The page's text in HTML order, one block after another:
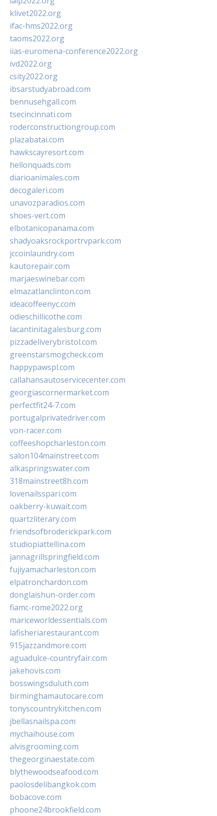
klivet2022.org
ifac-hms2022.org
taoms2022.org
iias-euromena-conference2022.org
ivd2022.org
csity2022.org
ibsarstudyabroad.com
bennusehgall.com
tsecincinnati.com
roderconstructiongroup.com
plazabatai.com
hawkscayresort.com
hellonquads.com
diarioanimales.com
decogaleri.com
unavozparadios.com
shoes-vert.com
elbotanicopanama.com
shadyoaksrockportrvpark.com
jccoinlaundry.com
kautorepair.com
marjaeswinebar.com
elmazatlanclinton.com
ideacoffeenyc.com
odieschillicothe.com
lacantinitagalesburg.com
pizzadeliverybristol.com
greenstarsmogcheck.com
happypawspl.com
callahansautoservicecenter.com
georgiascornermarket.com
perfectfit24-7.com
portugalprivatedriver.com
von-racer.com
coffeeshopcharleston.com
salon104mainstreet.com
alkaspringswater.com
318mainstreet8h.com
lovenailsspari.com
oakberry-kuwait.com
quartzliterary.com
friendsofbroderickpark.com
studiopiattellina.com
jannagrillspringfield.com
fujiyamacharleston.com
elpatronchardon.com
donglaishun-order.com
fiamc-rome2022.org
mariceworldessentials.com
lafisheriarestaurant.com
915jazzandmore.com
aguadulce-countryfair.com
jakehovis.com
bosswingsduluth.com
birminghamautocare.com
tonyscountrykitchen.com
jbellasnailspa.com
mychaihouse.com
alvisgrooming.com
thegeorginaestate.com
blythewoodseafood.com
paolosdelibangkok.com
bobacove.com
phoone24brookfield.com